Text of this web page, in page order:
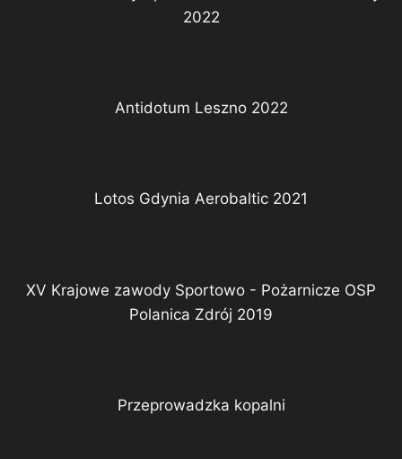
2022
Antidotum Leszno 2022
Lotos Gdynia Aerobaltic 2021
XV Krajowe zawody Sportowo - Pożarnicze OSP
Polanica Zdrój 2019
Przeprowadzka kopalni